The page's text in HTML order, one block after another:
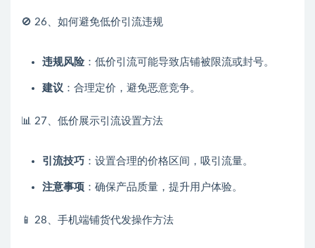
🚫 26、如何避免低价引流违规
违规风险 ：低价引流可能导致店铺被限流或封号。
建议 ：合理定价，避免恶意竞争。
📊 27、低价展示引流设置方法
引流技巧 ：设置合理的价格区间，吸引流量。
注意事项 ：确保产品质量，提升用户体验。
📱 28、手机端铺货代发操作方法